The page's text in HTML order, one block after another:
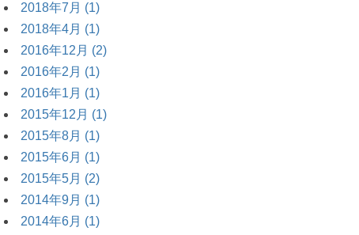
2018年7月 (1)
2018年4月 (1)
2016年12月 (2)
2016年2月 (1)
2016年1月 (1)
2015年12月 (1)
2015年8月 (1)
2015年6月 (1)
2015年5月 (2)
2014年9月 (1)
2014年6月 (1)